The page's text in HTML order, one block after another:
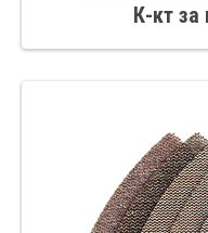
К-кт за